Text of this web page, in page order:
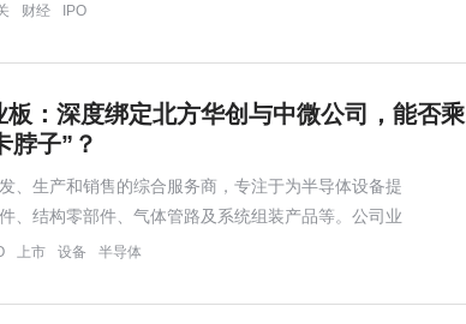
IPO
财经
：深度绑定北方华创与中微公司，能否乘
脖子”？
、生产和销售的综合服务商，专注于为半导体设备提
、结构零部件、气体管路及系统组装产品等。公司业
的前道核心设备，覆盖逻辑芯片工艺设备、存储芯片
半导体
设备
上市